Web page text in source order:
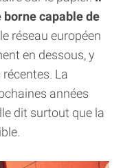
capable de
réseau européen
en dessous, y
La
années
dit surtout que la